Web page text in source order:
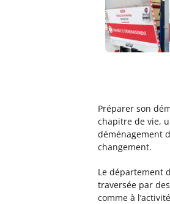
Préparer son
chapitre de vie,
déménagement
changement.
Le département
traversée par
comme à